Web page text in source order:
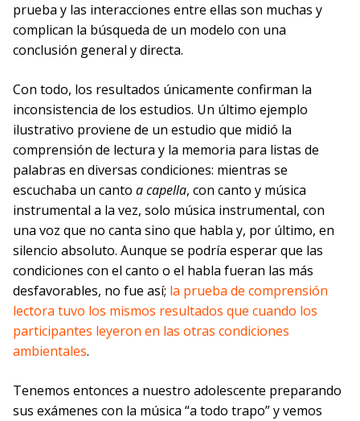
prueba y las interacciones entre ellas son muchas y
complican la búsqueda de un modelo con una
conclusión general y directa.
Con todo, los resultados únicamente confirman la
inconsistencia de los estudios. Un último ejemplo
ilustrativo proviene de un estudio que midió la
comprensión de lectura y la memoria para listas de
palabras en diversas condiciones: mientras se
escuchaba un canto a capella, con canto y música
instrumental a la vez, solo música instrumental, con
una voz que no canta sino que habla y, por último, en
silencio absoluto. Aunque se podría esperar que las
condiciones con el canto o el habla fueran las más
desfavorables, no fue así; la prueba de comprensión
lectora tuvo los mismos resultados que cuando los
participantes leyeron en las otras condiciones
ambientales.
Tenemos entonces a nuestro adolescente preparando
sus exámenes con la música “a todo trapo” y vemos